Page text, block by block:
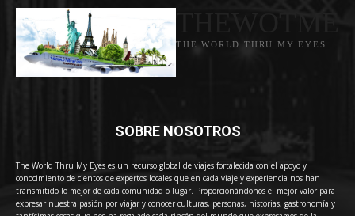
THE WORLD THRU MY EYES
SOBRE NOSOTROS
The World Thru My Eyes es un recurso global de viajes fortalecida con el apoyo y
conocimiento de cientos de expertos locales que en cada viaje y experiencia nos han
transmitido lo mejor de cada comunidad o lugar. Proporcionándonos el mejor valor para
expresar nuestra pasión por viajar y conocer culturas, personas, historias, gastronomía y